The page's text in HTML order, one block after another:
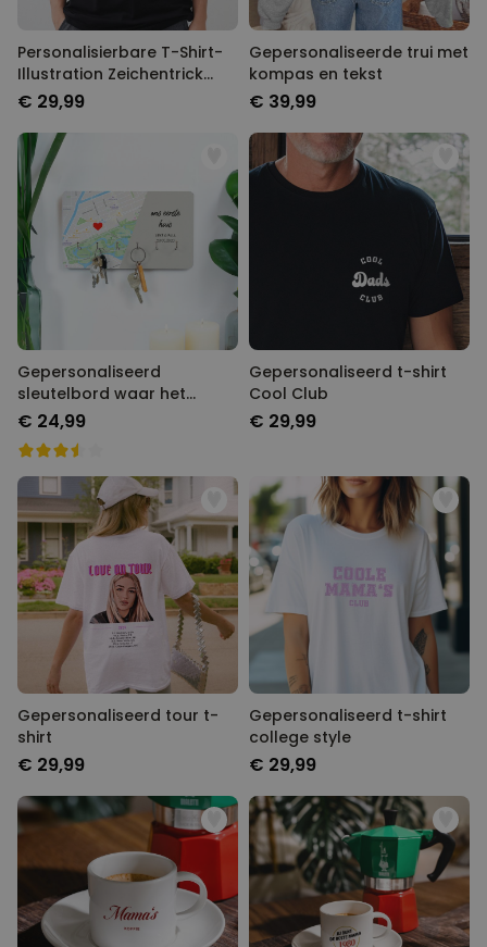
Personalisierbare T-Shirt-
Illustration Zeichentrick
Familie
€ 29,99
Gepersonaliseerde trui met
kompas en tekst
€ 39,99
Gepersonaliseerd
sleutelbord waar het
begon
€ 24,99
Gepersonaliseerd t-shirt
Cool Club
€ 29,99
Gepersonaliseerd tour t-
shirt
€ 29,99
Gepersonaliseerd t-shirt
college style
€ 29,99